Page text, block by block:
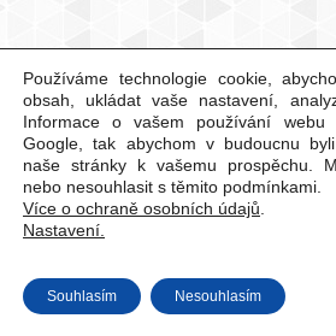
Používáme technologie cookie,
obsah, ukládat vaše nastavení,
Informace o vašem používání webu
Google, tak abychom v budoucnu
naše stránky k vašemu prospěchu.
nebo nesouhlasit s těmito podmínkami.
Více o ochraně osobních údajů
Nastavení.
Souhlasím Nesouhlasím